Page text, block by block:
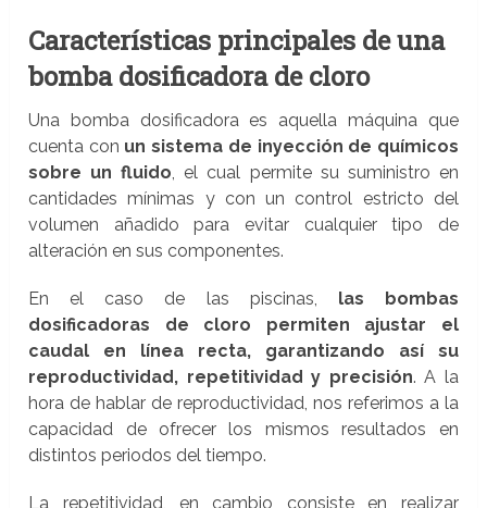
Características principales de una
bomba dosificadora de cloro
Una bomba dosificadora es aquella máquina que
cuenta con un sistema de inyección de químicos
sobre un fluido, el cual permite su suministro en
cantidades mínimas y con un control estricto del
volumen añadido para evitar cualquier tipo de
alteración en sus componentes.
En el caso de las piscinas, las bombas
dosificadoras de cloro permiten ajustar el
caudal en línea recta, garantizando así su
reproductividad, repetitividad y precisión. A la
hora de hablar de reproductividad, nos referimos a la
capacidad de ofrecer los mismos resultados en
distintos periodos del tiempo.
La repetitividad, en cambio consiste en realizar